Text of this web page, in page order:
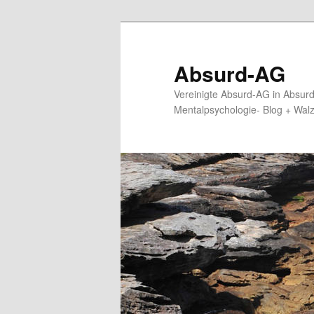
Absurd-AG
Vereinigte Absurd-AG in
Mentalpsychologie- Blog +